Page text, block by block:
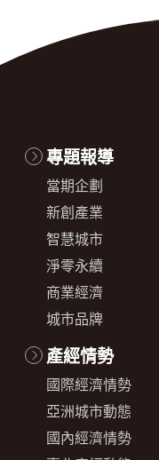
專題報導
當期企劃
新創產業
智慧城市
淨零永續
商業經濟
城市品牌
產經情勢
國際經濟情勢
亞洲城市動態
國內經濟情勢